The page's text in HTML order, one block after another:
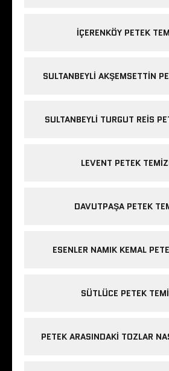
IÇERENKÖY PETEK
SULTANBEYLI AKŞEMSETTIN
SULTANBEYLI TURGUT REIS
LEVENT PETEK
DAVUTPAŞA PETEK
ESENLER NAMIK KEMAL
SÜTLÜCE PETEK
PETEK ARASINDAKI TOZLAR